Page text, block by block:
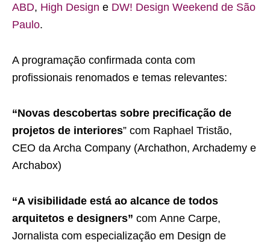
ABD, High Design e DW! Design Weekend de São
Paulo.
A programação confirmada conta com
profissionais renomados e temas relevantes:
“Novas descobertas sobre precificação de
projetos de interiores” com Raphael Tristão,
CEO da Archa Company (Archathon, Archademy e
Archabox)
“A visibilidade está ao alcance de todos
arquitetos e designers” com Anne Carpe,
Jornalista com especialização em Design de